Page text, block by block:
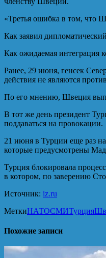
«Третья ошибка в том, что
Как заявил
Как ожидаемая интеграция
Ранее, 29 июня, генсек
действия не являются
По его мнению, Швеция
В тот же день президент
поддаваться на провокации.
21 июня в Турции еще раз
которые предусмотрены
Турция блокировала
в котором, по заверению
Источник: iz.ru
МеткиНАТОСМИТурция
Похожие записи